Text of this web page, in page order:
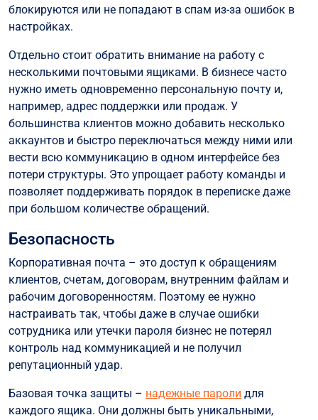
блокируются или не попадают в спам из-за ошибок в
настройках.
Отдельно стоит обратить внимание на работу с
несколькими почтовыми ящиками. В бизнесе часто
нужно иметь одновременно персональную почту и,
например, адрес поддержки или продаж. У
большинства клиентов можно добавить несколько
аккаунтов и быстро переключаться между ними или
вести всю коммуникацию в одном интерфейсе без
потери структуры. Это упрощает работу команды и
позволяет поддерживать порядок в переписке даже
при большом количестве обращений.
Безопасность
Корпоративная почта – это доступ к обращениям
клиентов, счетам, договорам, внутренним файлам и
рабочим договоренностям. Поэтому ее нужно
настраивать так, чтобы даже в случае ошибки
сотрудника или утечки пароля бизнес не потерял
контроль над коммуникацией и не получил
репутационный удар.
Базовая точка защиты – надежные пароли для
каждого ящика. Они должны быть уникальными,